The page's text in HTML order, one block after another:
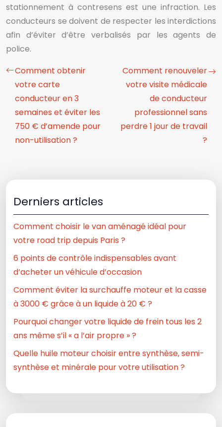
stationnement à contresens est une infraction. Les
conducteurs se doivent de respecter les interdictions
afin d’éviter d’être verbalisés par les agents de
police.
Comment obtenir
votre carte
conducteur en 3
semaines et éviter les
750 € d’amende pour
non-utilisation ?
Comment renouveler
votre visite médicale
de conducteur
professionnel sans
perdre 1 jour de travail
?
Derniers articles
Comment choisir le van aménagé idéal pour
votre road trip depuis Paris ?
6 points de contrôle indispensables avant
d’acheter un véhicule d’occasion
Comment éviter la surchauffe moteur et la casse
à 3000 € grâce à un liquide à 20 € ?
Pourquoi changer votre liquide de frein tous les 2
ans même s’il « a l’air propre » ?
Quelle huile moteur choisir entre synthèse, semi-
synthèse et minérale pour votre utilisation ?